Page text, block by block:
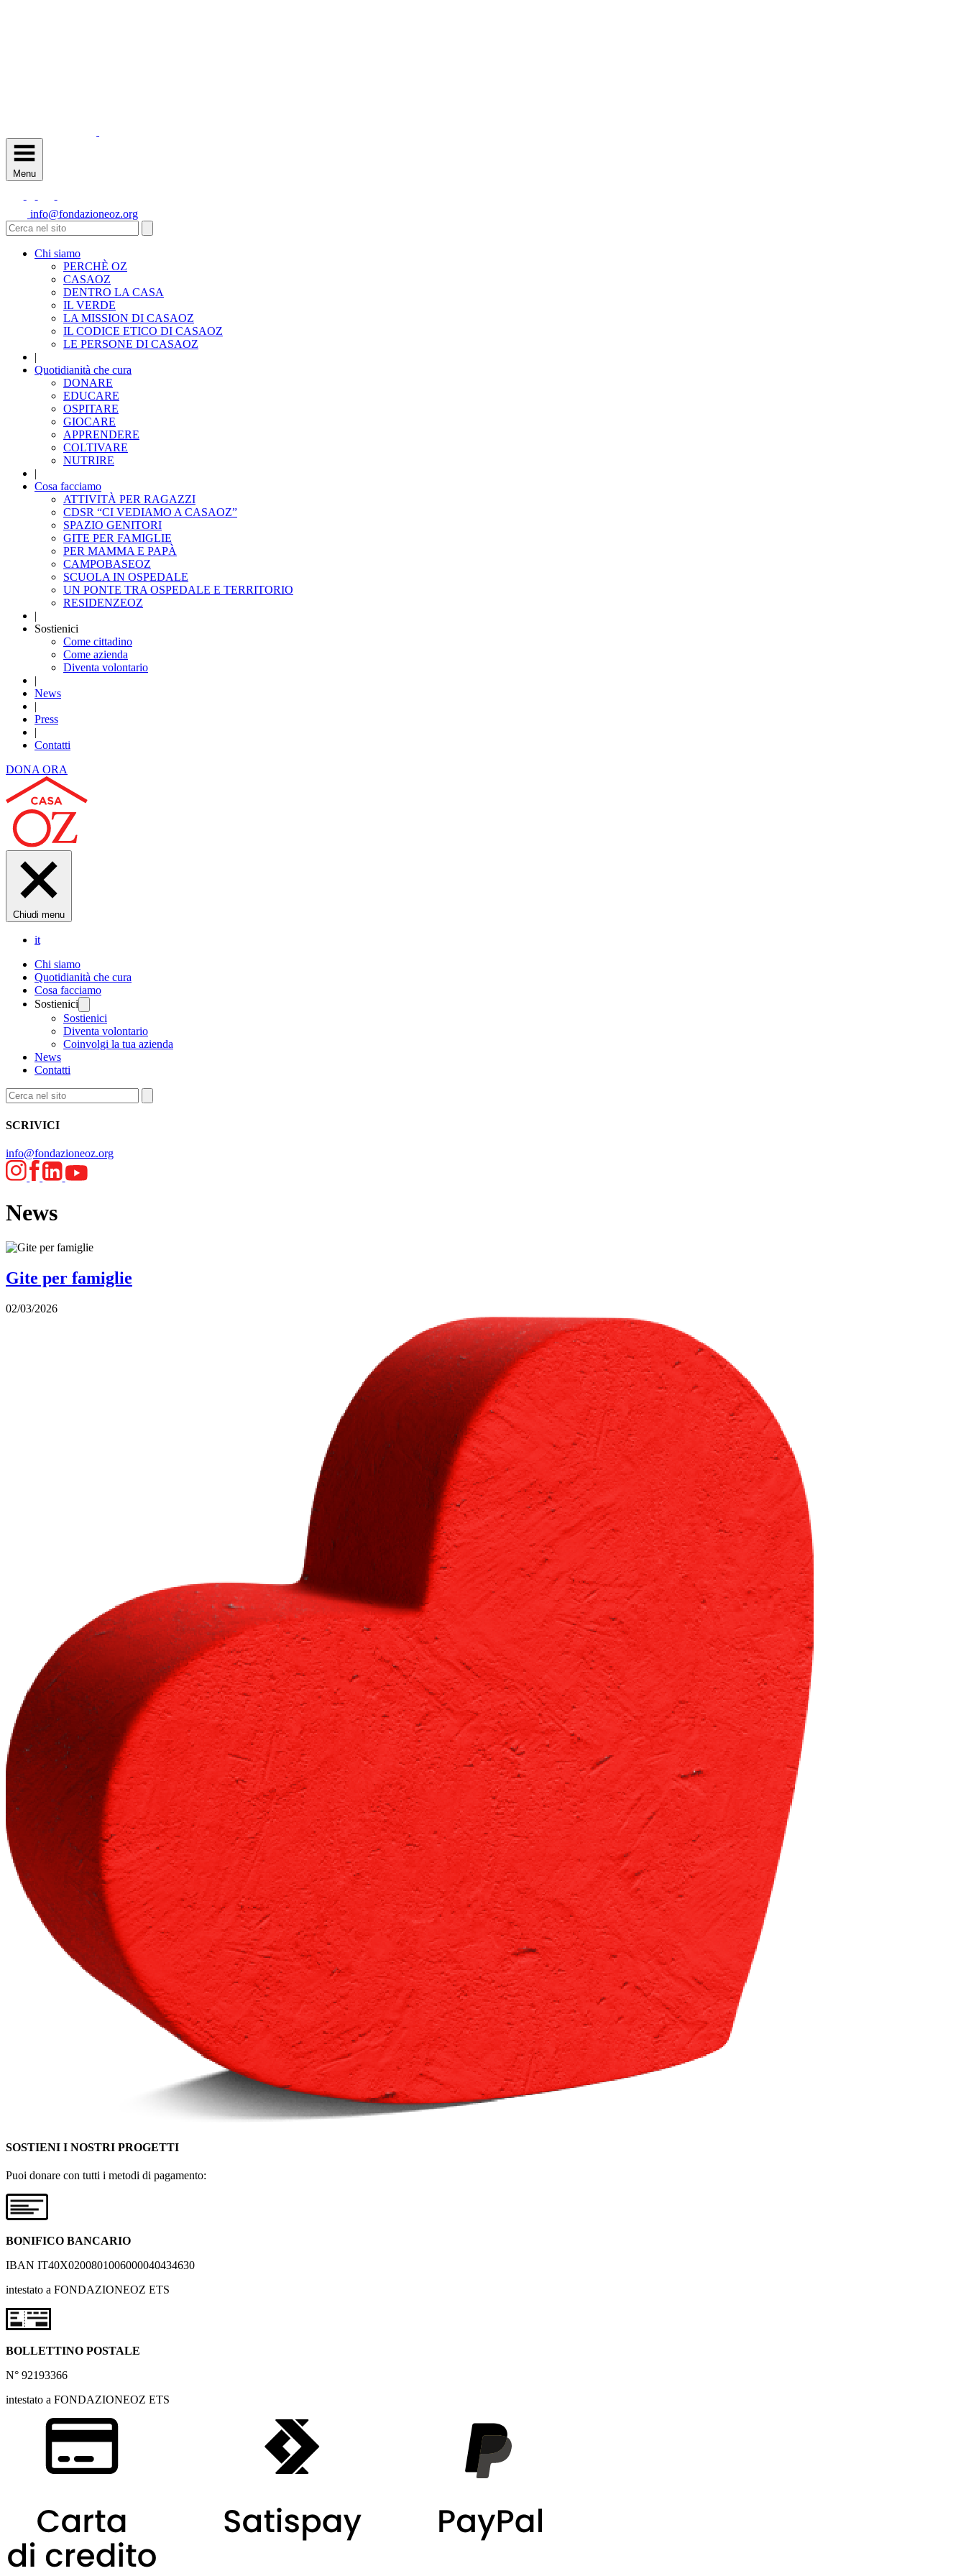
Menu
info@fondazioneoz.org
Chi siamo
PERCHÈ OZ
CASAOZ
DENTRO LA CASA
IL VERDE
LA MISSION DI CASAOZ
IL CODICE ETICO DI CASAOZ
LE PERSONE DI CASAOZ
|
Quotidianità che cura
DONARE
EDUCARE
OSPITARE
GIOCARE
APPRENDERE
COLTIVARE
NUTRIRE
|
Cosa facciamo
ATTIVITÀ PER RAGAZZI
CDSR “CI VEDIAMO A CASAOZ”
SPAZIO GENITORI
GITE PER FAMIGLIE
PER MAMMA E PAPÀ
CAMPOBASEOZ
SCUOLA IN OSPEDALE
UN PONTE TRA OSPEDALE E TERRITORIO
RESIDENZEOZ
|
Sostienici
Come cittadino
Come azienda
Diventa volontario
|
News
|
Press
|
Contatti
DONA ORA
Chiudi menu
it
Chi siamo
Quotidianità che cura
Cosa facciamo
Sostienici
Sostienici
Diventa volontario
Coinvolgi la tua azienda
News
Contatti
SCRIVICI
info@fondazioneoz.org
News
Gite per famiglie
02/03/2026
SOSTIENI I NOSTRI PROGETTI
Puoi donare con tutti i metodi di pagamento:
BONIFICO BANCARIO
IBAN IT40X0200801006000040434630
intestato a FONDAZIONEOZ ETS
BOLLETTINO POSTALE
N° 92193366
intestato a FONDAZIONEOZ ETS